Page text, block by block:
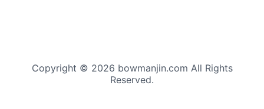
Copyright © 2026 bowmanjin.com All Rights
Reserved.